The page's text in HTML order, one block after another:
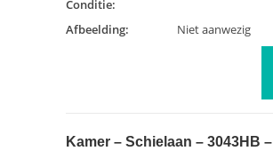
Conditie:
Afbeelding:
Niet aanwezig
Kamer – Schielaan – 3043HB –